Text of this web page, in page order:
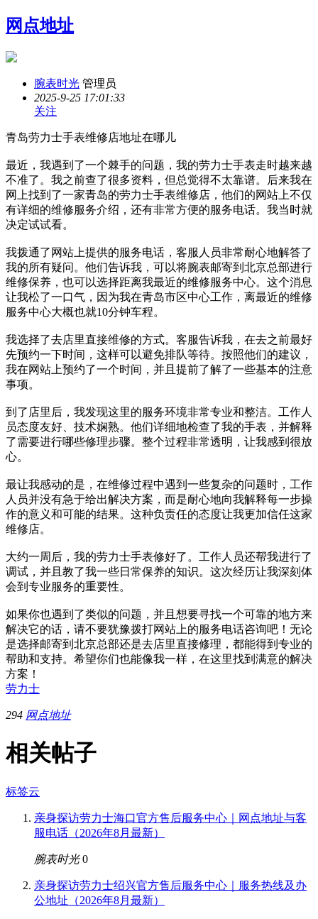
网点地址
腕表时光 管理员
2025-9-25 17:01:33
关注
青岛劳力士手表维修店地址在哪儿
最近，我遇到了一个棘手的问题，我的劳力士手表走时越来越
不准了。我之前查了很多资料，但总觉得不太靠谱。后来我在
网上找到了一家青岛的劳力士手表维修店，他们的网站上不仅
有详细的维修服务介绍，还有非常方便的服务电话。我当时就
决定试试看。
我拨通了网站上提供的服务电话，客服人员非常耐心地解答了
我的所有疑问。他们告诉我，可以将腕表邮寄到北京总部进行
维修保养，也可以选择距离我最近的维修服务中心。这个消息
让我松了一口气，因为我在青岛市区中心工作，离最近的维修
服务中心大概也就10分钟车程。
我选择了去店里直接维修的方式。客服告诉我，在去之前最好
先预约一下时间，这样可以避免排队等待。按照他们的建议，
我在网站上预约了一个时间，并且提前了解了一些基本的注意
事项。
到了店里后，我发现这里的服务环境非常专业和整洁。工作人
员态度友好、技术娴熟。他们详细地检查了我的手表，并解释
了需要进行哪些修理步骤。整个过程非常透明，让我感到很放
心。
最让我感动的是，在维修过程中遇到一些复杂的问题时，工作
人员并没有急于给出解决方案，而是耐心地向我解释每一步操
作的意义和可能的结果。这种负责任的态度让我更加信任这家
维修店。
大约一周后，我的劳力士手表修好了。工作人员还帮我进行了
调试，并且教了我一些日常保养的知识。这次经历让我深刻体
会到专业服务的重要性。
如果你也遇到了类似的问题，并且想要寻找一个可靠的地方来
解决它的话，请不要犹豫拨打网站上的服务电话咨询吧！无论
是选择邮寄到北京总部还是去店里直接修理，都能得到专业的
帮助和支持。希望你们也能像我一样，在这里找到满意的解决
方案！
劳力士
294 网点地址
相关帖子
标签云
亲身探访劳力士海口官方售后服务中心｜网点地址与客
服电话（2026年8月最新）
腕表时光 0
亲身探访劳力士绍兴官方售后服务中心｜服务热线及办
公地址（2026年8月最新）